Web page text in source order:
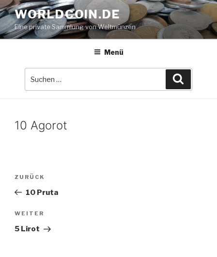
Zum
Inhalt
springen
WORLDCOIN.DE
Eine private Sammlung von Weltmünzen
Menü
10 Agorot
Beitrags-
Vorheriger
Beitrag
ZURÜCK
10 Pruta
Nächster
Beitrag
WEITER
5 Lirot